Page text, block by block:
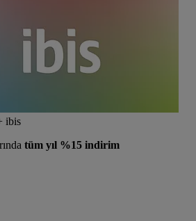
ibis
tüm yıl %15 indirim